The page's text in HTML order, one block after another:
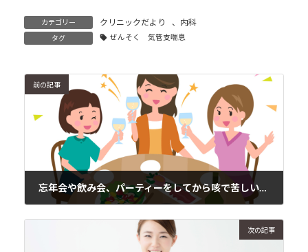
カテゴリー クリニックだより 、 内科
タグ ぜんそく 気管支喘息
前の記事
忘年会や飲み会、パーティーをしてから咳で苦しい場合
次の記事